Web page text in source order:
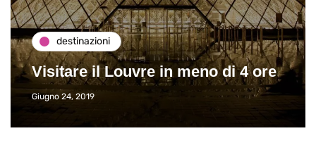
destinazioni
Visitare il Louvre in meno di 4 ore
Giugno 24, 2019